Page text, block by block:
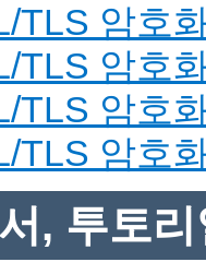
TLS 암호
TLS 암호
TLS 암호
TLS 암호
, 투토